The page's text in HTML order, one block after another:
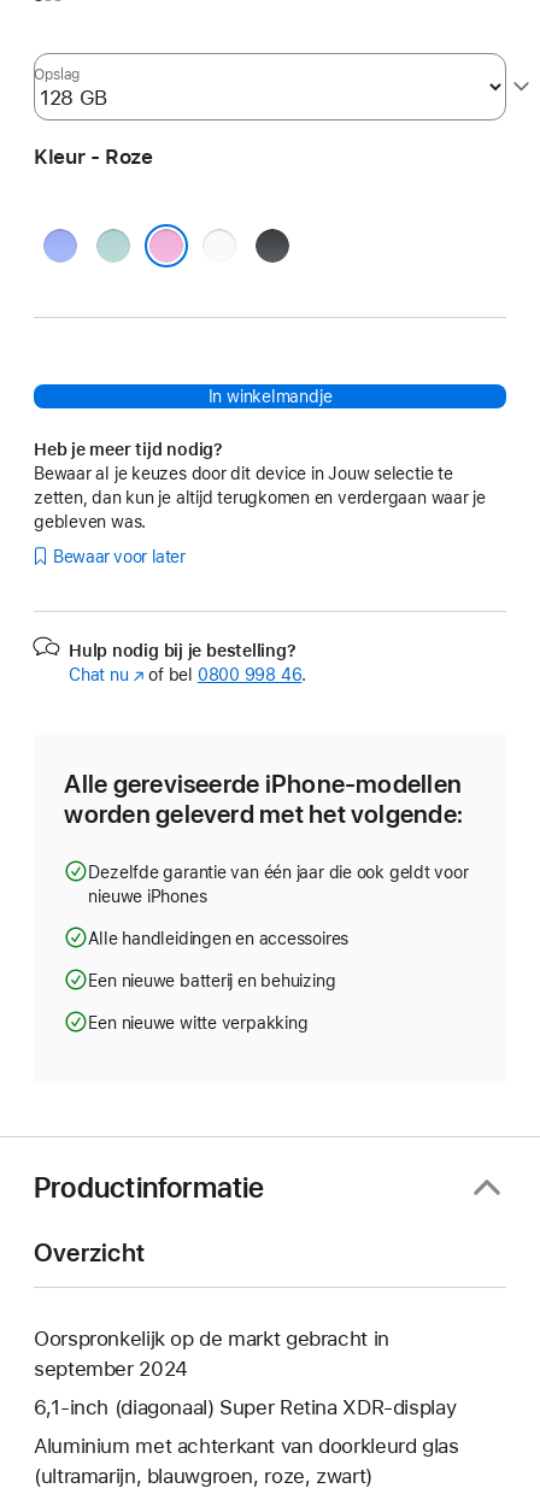
Opslag
Kleur - Roze
UltramarijnBlauwgroenWit Zwart
In winkelmandje
Heb je meer tijd nodig?
Bewaar al je keuzes door dit device in Jouw selectie te
zetten, dan kun je altijd terugkomen en verdergaan waar je
gebleven was.
Bewaar voor later
Hulp nodig bij je bestelling?
Chat nu (Wordt
geopend)
of bel 0800 998 46.
Alle gereviseerde iPhone-modellen
worden geleverd met het volgende:
Dezelfde garantie van één jaar die ook geldt voor
nieuwe iPhones
Alle handleidingen en accessoires
Een nieuwe batterij en behuizing
Een nieuwe witte verpakking
Productinformatie
Overzicht
Oorspronkelijk op de markt gebracht in
september 2024
6,1‑inch (diagonaal) Super Retina XDR-display
Aluminium met achterkant van doorkleurd glas
(ultramarijn, blauwgroen, roze, zwart)